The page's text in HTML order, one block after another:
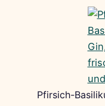
Pfirsich-